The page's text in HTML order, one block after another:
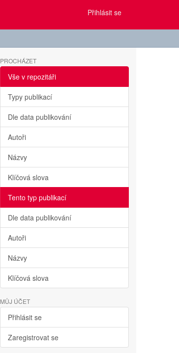
Přihlásit se
PROCHÁZET
Vše v repozitáři
Typy publikací
Dle data publikování
Autoři
Názvy
Klíčová slova
Tento typ publikací
Dle data publikování
Autoři
Názvy
Klíčová slova
MŮJ ÚČET
Přihlásit se
Zaregistrovat se